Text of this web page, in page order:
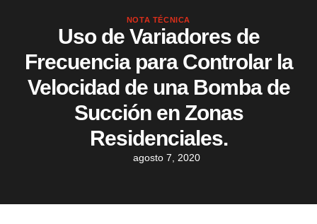
NOTA TÉCNICA
Uso de Variadores de
Frecuencia para Controlar la
Velocidad de una Bomba de
Succión en Zonas
Residenciales.
agosto 7, 2020